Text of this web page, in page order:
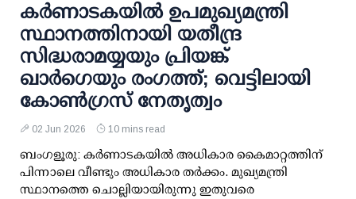
കര്‍ണാടകയില്‍ ഉപമുഖ്യമന്ത്രി
സ്ഥാനത്തിനായി യതീന്ദ്ര
സിദ്ധരാമയ്യയും പ്രിയങ്ക്
ഖാര്‍ഗെയും രംഗത്ത്; വെട്ടിലായി
കോണ്‍ഗ്രസ് നേതൃത്വം
02 Jun 2026 10 mins read
ബംഗളൂരു: കര്‍ണാടകയില്‍ അധികാര കൈമാറ്റത്തിന്
പിന്നാലെ വീണ്ടും അധികാര തര്‍ക്കം. മുഖ്യമന്ത്രി
സ്ഥാനത്തെ ചൊല്ലിയായിരുന്നു ഇതുവരെ